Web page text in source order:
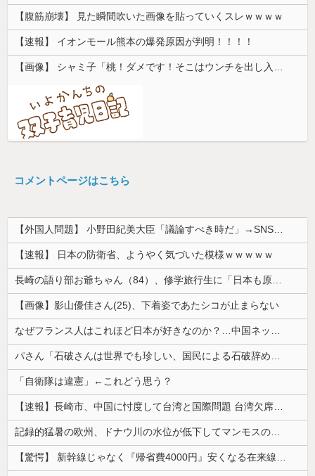
【腹筋崩壊】 見た瞬間吹いた画像を貼っていくスレｗｗｗｗ
【速報】 イオンモール熊本の爆発原因が判明！！！！
コメントページはこちら
【外国人問題】 小野田紀美大臣「議論すべき時だ」→SNS「まだ議論もしてなかったんだ...」→小野田大臣「これが進歩状況です」めちゃくちゃ仕事して...
【速報】 日本の防衛省、ようやく気づいた模様ｗｗｗｗｗ
長崎の語り部お爺ちゃん（84）、修学旅行生に「日本も原爆を持たないと負ける」と言われびっくり！ 被団協代表（85）も中学生に「核を持たないで日本...
【画像】影山優佳さん(25)、下着姿であたシコが止まらない
なぜフランス人はこれほど日本が好きなのか？…中国ネット「中国と北朝鮮を除いて日本が好き」！
パさん「石破さんは世界でも珍しい、国民による石破辞めるなデモが自然発生した総理大臣です」
「自衛隊は違憲」←これどう思う？
【速報】長崎市、中国に忖度して台湾と国際問題 台湾欠席「指定座席を使節団区域外にされた」と抗議
記録的猛暑の欧州、ドナウ川の水位が低下してマンモスの骨や沈没したドイツ軍の戦艦が出現
【驚愕】 新幹線じゃなく『帰省費4000円』安くなる在来線で帰省した結果ｗｗｗｗｗ